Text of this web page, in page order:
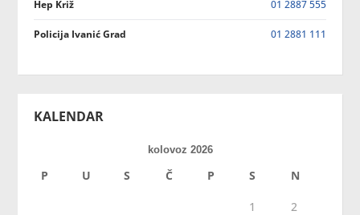
Hep Križ 01 2887 555
Policija Ivanić Grad 01 2881 111
KALENDAR
kolovoz 2026
P U S Č P S N
1
2